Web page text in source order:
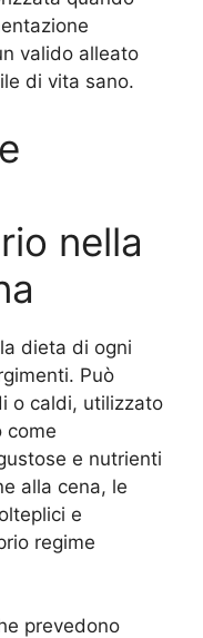
valido alleato
di vita sano.
nella
dieta di ogni
Può
o caldi, utilizzato
come
e nutrienti
alla cena, le
e
regime
prevedono